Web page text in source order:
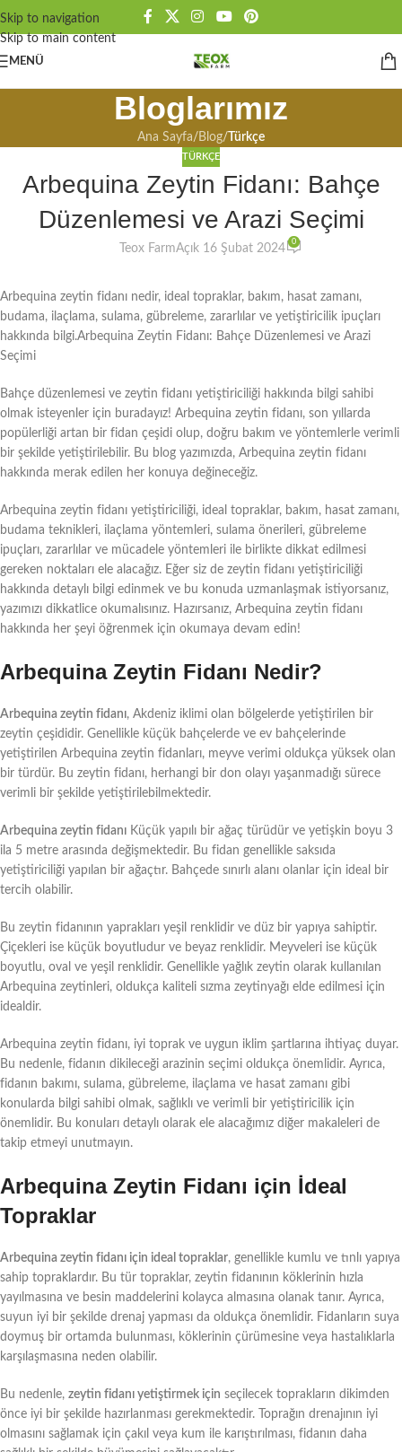
Skip to navigation
Skip to main content
MENÜ
Bloglarımız
Ana Sayfa/ Blog/ Türkçe
TÜRKÇE
Arbequina Zeytin Fidanı: Bahçe
Düzenlemesi ve Arazi Seçimi
Teox FarmAçık 16 Şubat 2024
0
Arbequina zeytin fidanı nedir, ideal topraklar, bakım, hasat zamanı,
budama, ilaçlama, sulama, gübreleme, zararlılar ve yetiştiricilik ipuçları
hakkında bilgi.Arbequina Zeytin Fidanı: Bahçe Düzenlemesi ve Arazi
Seçimi
Bahçe düzenlemesi ve zeytin fidanı yetiştiriciliği hakkında bilgi sahibi
olmak isteyenler için buradayız! Arbequina zeytin fidanı, son yıllarda
popülerliği artan bir fidan çeşidi olup, doğru bakım ve yöntemlerle verimli
bir şekilde yetiştirilebilir. Bu blog yazımızda, Arbequina zeytin fidanı
hakkında merak edilen her konuya değineceğiz.
Arbequina zeytin fidanı yetiştiriciliği, ideal topraklar, bakım, hasat zamanı,
budama teknikleri, ilaçlama yöntemleri, sulama önerileri, gübreleme
ipuçları, zararlılar ve mücadele yöntemleri ile birlikte dikkat edilmesi
gereken noktaları ele alacağız. Eğer siz de zeytin fidanı yetiştiriciliği
hakkında detaylı bilgi edinmek ve bu konuda uzmanlaşmak istiyorsanız,
yazımızı dikkatlice okumalısınız. Hazırsanız, Arbequina zeytin fidanı
hakkında her şeyi öğrenmek için okumaya devam edin!
Arbequina Zeytin Fidanı Nedir?
Arbequina zeytin fidanı, Akdeniz iklimi olan bölgelerde yetiştirilen bir
zeytin çeşididir. Genellikle küçük bahçelerde ve ev bahçelerinde
yetiştirilen Arbequina zeytin fidanları, meyve verimi oldukça yüksek olan
bir türdür. Bu zeytin fidanı, herhangi bir don olayı yaşanmadığı sürece
verimli bir şekilde yetiştirilebilmektedir.
Arbequina zeytin fidanı Küçük yapılı bir ağaç türüdür ve yetişkin boyu 3
ila 5 metre arasında değişmektedir. Bu fidan genellikle saksıda
yetiştiriciliği yapılan bir ağaçtır. Bahçede sınırlı alanı olanlar için ideal bir
tercih olabilir.
Bu zeytin fidanının yaprakları yeşil renklidir ve düz bir yapıya sahiptir.
Çiçekleri ise küçük boyutludur ve beyaz renklidir. Meyveleri ise küçük
boyutlu, oval ve yeşil renklidir. Genellikle yağlık zeytin olarak kullanılan
Arbequina zeytinleri, oldukça kaliteli sızma zeytinyağı elde edilmesi için
idealdir.
Arbequina zeytin fidanı, iyi toprak ve uygun iklim şartlarına ihtiyaç duyar.
Bu nedenle, fidanın dikileceği arazinin seçimi oldukça önemlidir. Ayrıca,
fidanın bakımı, sulama, gübreleme, ilaçlama ve hasat zamanı gibi
konularda bilgi sahibi olmak, sağlıklı ve verimli bir yetiştiricilik için
önemlidir. Bu konuları detaylı olarak ele alacağımız diğer makaleleri de
takip etmeyi unutmayın.
Arbequina Zeytin Fidanı için İdeal
Topraklar
Arbequina zeytin fidanı için ideal topraklar, genellikle kumlu ve tınlı yapıya
sahip topraklardır. Bu tür topraklar, zeytin fidanının köklerinin hızla
yayılmasına ve besin maddelerini kolayca almasına olanak tanır. Ayrıca,
suyun iyi bir şekilde drenaj yapması da oldukça önemlidir. Fidanların suya
doymuş bir ortamda bulunması, köklerinin çürümesine veya hastalıklarla
karşılaşmasına neden olabilir.
Bu nedenle, zeytin fidanı yetiştirmek için seçilecek toprakların dikimden
önce iyi bir şekilde hazırlanması gerekmektedir. Toprağın drenajının iyi
olmasını sağlamak için çakıl veya kum ile karıştırılması, fidanın daha